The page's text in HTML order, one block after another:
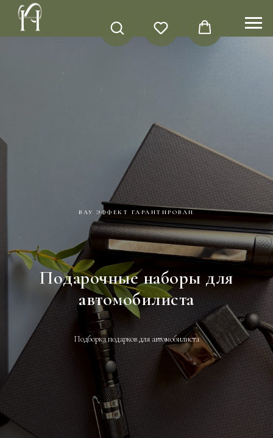
ВАУ ЭФФЕКТ ГАРАНТИРОВАН
Подарочные наборы для
автомобилиста
Подборка подарков для автомобилиста